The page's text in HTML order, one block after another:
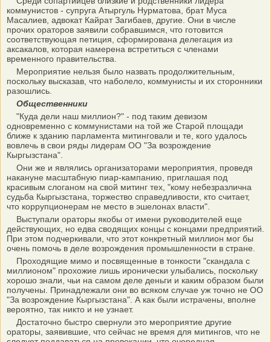
коммунистов - супруга Атыргуль Нурматова, брат Муса
Масалиев, адвокат Кайрат Загибаев, другие. Они в числе
прочих ораторов заявили собравшимся, что готовится
соответствующая петиция, сформирована делегация из
аксакалов, которая намерена встретиться с членами
временного правительства.
Мероприятие нельзя было назвать продолжительным,
поскольку высказав, что наболело, коммунисты и их сторонники
разошлись.
Общественники
"Куда дели наш миллион?" - под таким девизом
одновременно с коммунистами на той же Старой площади
ближе к зданию парламента митинговали и те, кого удалось
вовлечь в свои ряды лидерам ОО "За возрождение
Кыргызстана".
Они же и являлись организаторами мероприятия, проведя
накануне масштабную пиар-кампанию, приглашая под
красивым слоганом на свой митинг тех, "кому небезразлична
судьба Кыргызстана, торжество справедливости, кто считает,
что коррупционерам не место в эшелонах власти".
Выступали ораторы якобы от имени руководителей еще
действующих, но едва сводящих концы с концами предприятий.
При этом подчеркивали, что этот конкретный миллион мог бы
очень помочь в деле возрождения промышленности в стране.
Проходящие мимо и посвященные в тонкости "скандала с
миллионом" прохожие лишь иронически улыбались, поскольку
хорошо знали, чьи на самом деле деньги и каким образом были
получены. Принадлежали они во всяком случае уж точно не ОО
"За возрождение Кыргызстана". А как были истрачены, вполне
вероятно, так никто и не узнает.
Достаточно быстро свернули это мероприятие другие
ораторы, заявившие, что сейчас не время для митингов, что не